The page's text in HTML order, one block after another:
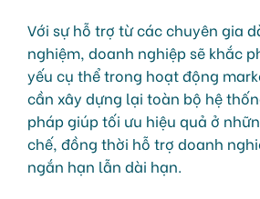
Với sự hỗ trợ từ các chuyên gia
nghiệm, doanh nghiệp sẽ khắc
yếu cụ thể trong hoạt động
cần xây dựng lại toàn bộ hệ
pháp giúp tối ưu hiệu quả ở
chế, đồng thời hỗ trợ doanh
ngắn hạn lẫn dài hạn.